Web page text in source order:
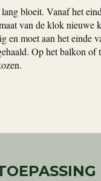
bloeit. Vanaf het
van de klok nieuwe
en moet aan het einde
Op het balkon of